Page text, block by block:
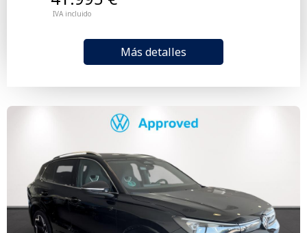
IVA incluido
Más detalles